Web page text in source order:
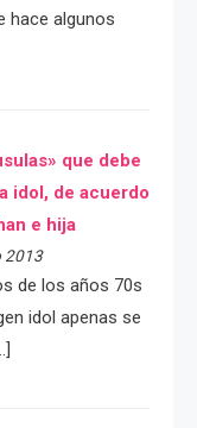
hace algunos
que debe
idol, de acuerdo
e hija
2013
de los años 70s
idol apenas se